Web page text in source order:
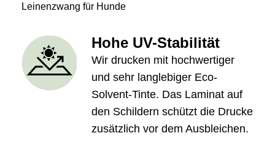
Leinenzwang für Hunde
Hohe UV-Stabilität
Wir drucken mit hochwertiger
und sehr langlebiger Eco-
Solvent-Tinte. Das Laminat auf
den Schildern schützt die Drucke
zusätzlich vor dem Ausbleichen.